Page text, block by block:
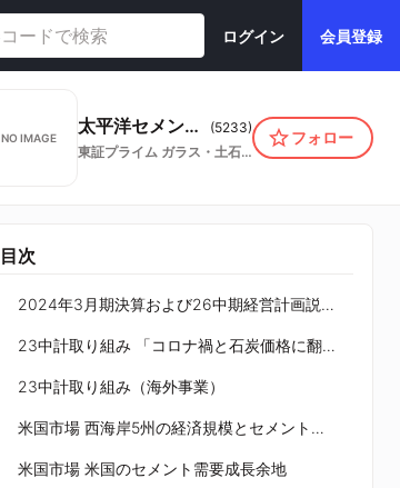
ログイン 会員登録
NO IMAGE
太平洋セメント株式会社 (5233)
東証プライム ガラス・土石製品
フォロー
目次
2024年3月期決算および26中期経営計画説明会
23中計取り組み 「コロナ禍と石炭価格に翻弄された23中計」
23中計取り組み（海外事業）
米国市場 西海岸5州の経済規模とセメント需要
米国市場 米国のセメント需要成長余地